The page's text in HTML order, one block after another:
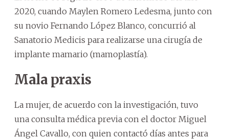
2020, cuando Maylen Romero Ledesma, junto con
su novio Fernando López Blanco, concurrió al
Sanatorio Medicis para realizarse una cirugía de
implante mamario (mamoplastía).
Mala praxis
La mujer, de acuerdo con la investigación, tuvo
una consulta médica previa con el doctor Miguel
Ángel Cavallo, con quien contactó días antes para